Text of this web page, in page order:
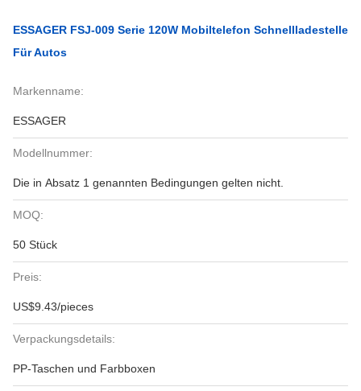
ESSAGER FSJ-009 Serie 120W Mobiltelefon Schnellladestelle
Für Autos
Markenname:
ESSAGER
Modellnummer:
Die in Absatz 1 genannten Bedingungen gelten nicht.
MOQ:
50 Stück
Preis:
US$9.43/pieces
Verpackungsdetails:
PP-Taschen und Farbboxen